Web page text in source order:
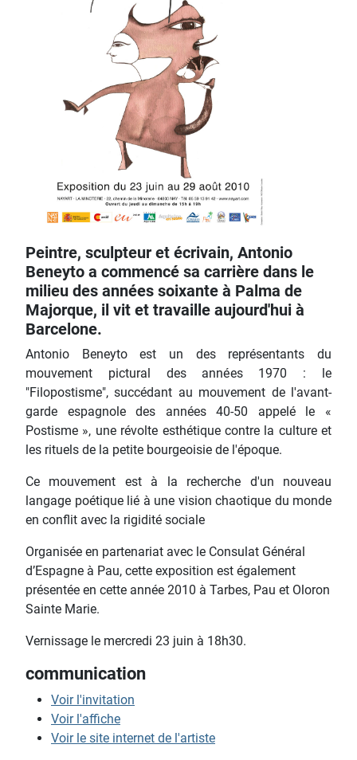
Peintre, sculpteur et écrivain, Antonio
Beneyto a commencé sa carrière dans le
milieu des années soixante à Palma de
Majorque, il vit et travaille aujourd'hui à
Barcelone.
Antonio Beneyto est un des représentants du
mouvement pictural des années 1970 : le
"Filopostisme", succédant au mouvement de l'avant-
garde espagnole des années 40-50 appelé le «
Postisme », une révolte esthétique contre la culture et
les rituels de la petite bourgeoisie de l'époque.
Ce mouvement est à la recherche d'un nouveau
langage poétique lié à une vision chaotique du monde
en conflit avec la rigidité sociale
Organisée en partenariat avec le Consulat Général
d’Espagne à Pau, cette exposition est également
présentée en cette année 2010 à Tarbes, Pau et Oloron
Sainte Marie.
Vernissage le mercredi 23 juin à 18h30.
communication
Voir l'invitation
Voir l'affiche
Voir le site internet de l'artiste